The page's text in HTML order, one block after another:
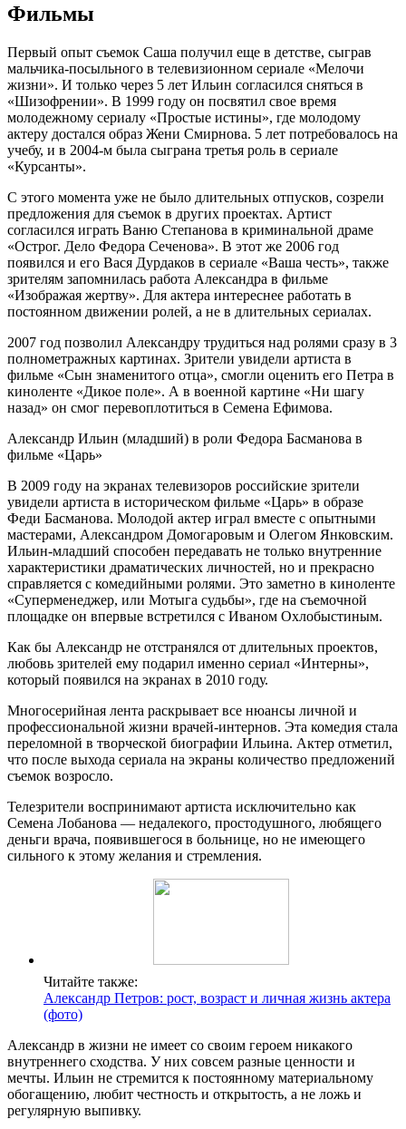
Фильмы
Первый опыт съемок Саша получил еще в детстве, сыграв
мальчика-посыльного в телевизионном сериале «Мелочи
жизни». И только через 5 лет Ильин согласился сняться в
«Шизофрении». В 1999 году он посвятил свое время
молодежному сериалу «Простые истины», где молодому
актеру достался образ Жени Смирнова. 5 лет потребовалось на
учебу, и в 2004-м была сыграна третья роль в сериале
«Курсанты».
С этого момента уже не было длительных отпусков, созрели
предложения для съемок в других проектах. Артист
согласился играть Ваню Степанова в криминальной драме
«Острог. Дело Федора Сеченова». В этот же 2006 год
появился и его Вася Дурдаков в сериале «Ваша честь», также
зрителям запомнилась работа Александра в фильме
«Изображая жертву». Для актера интереснее работать в
постоянном движении ролей, а не в длительных сериалах.
2007 год позволил Александру трудиться над ролями сразу в 3
полнометражных картинах. Зрители увидели артиста в
фильме «Сын знаменитого отца», смогли оценить его Петра в
киноленте «Дикое поле». А в военной картине «Ни шагу
назад» он смог перевоплотиться в Семена Ефимова.
Александр Ильин (младший) в роли Федора Басманова в
фильме «Царь»
В 2009 году на экранах телевизоров российские зрители
увидели артиста в историческом фильме «Царь» в образе
Феди Басманова. Молодой актер играл вместе с опытными
мастерами, Александром Домогаровым и Олегом Янковским.
Ильин-младший способен передавать не только внутренние
характеристики драматических личностей, но и прекрасно
справляется с комедийными ролями. Это заметно в киноленте
«Суперменеджер, или Мотыга судьбы», где на съемочной
площадке он впервые встретился с Иваном Охлобыстиным.
Как бы Александр не отстранялся от длительных проектов,
любовь зрителей ему подарил именно сериал «Интерны»,
который появился на экранах в 2010 году.
Многосерийная лента раскрывает все нюансы личной и
профессиональной жизни врачей-интернов. Эта комедия стала
переломной в творческой биографии Ильина. Актер отметил,
что после выхода сериала на экраны количество предложений
съемок возросло.
Телезрители воспринимают артиста исключительно как
Семена Лобанова — недалекого, простодушного, любящего
деньги врача, появившегося в больнице, но не имеющего
сильного к этому желания и стремления.
Читайте также:
Александр Петров: рост, возраст и личная жизнь актера
(фото)
Александр в жизни не имеет со своим героем никакого
внутреннего сходства. У них совсем разные ценности и
мечты. Ильин не стремится к постоянному материальному
обогащению, любит честность и открытость, а не ложь и
регулярную выпивку.